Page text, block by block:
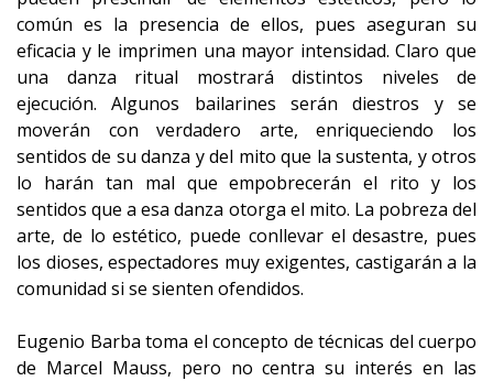
común es la presencia de ellos, pues aseguran su
eficacia y le imprimen una mayor intensidad. Claro que
una danza ritual mostrará distintos niveles de
ejecución. Algunos bailarines serán diestros y se
moverán con verdadero arte, enriqueciendo los
sentidos de su danza y del mito que la sustenta, y otros
lo harán tan mal que empobrecerán el rito y los
sentidos que a esa danza otorga el mito. La pobreza del
arte, de lo estético, puede conllevar el desastre, pues
los dioses, espectadores muy exigentes, castigarán a la
comunidad si se sienten ofendidos.
Eugenio Barba toma el concepto de técnicas del cuerpo
de Marcel Mauss, pero no centra su interés en las